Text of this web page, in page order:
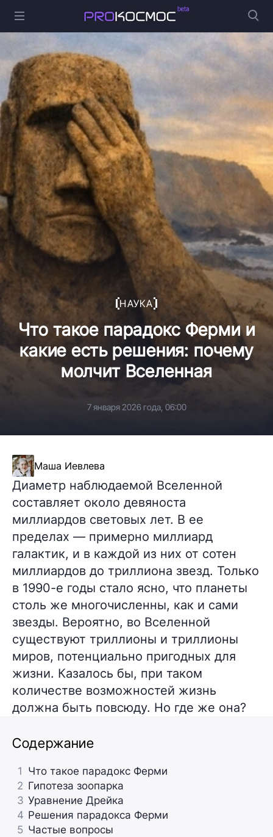
НАУКА
Что такое парадокс Ферми и
какие есть решения: почему
молчит Вселенная
7 января 2026 года, 06:00
Маша Иевлева
Диаметр наблюдаемой Вселенной
составляет около девяноста
миллиардов световых лет. В ее
пределах — примерно миллиард
галактик, и в каждой из них от сотен
миллиардов до триллиона звезд. Только
в 1990-е годы стало ясно, что планеты
столь же многочисленны, как и сами
звезды. Вероятно, во Вселенной
существуют триллионы и триллионы
миров, потенциально пригодных для
жизни. Казалось бы, при таком
количестве возможностей жизнь
должна быть повсюду. Но где же она?
Содержание
1 Что такое парадокс Ферми
2 Гипотеза зоопарка
3 Уравнение Дрейка
4 Решения парадокса Ферми
5 Частые вопросы